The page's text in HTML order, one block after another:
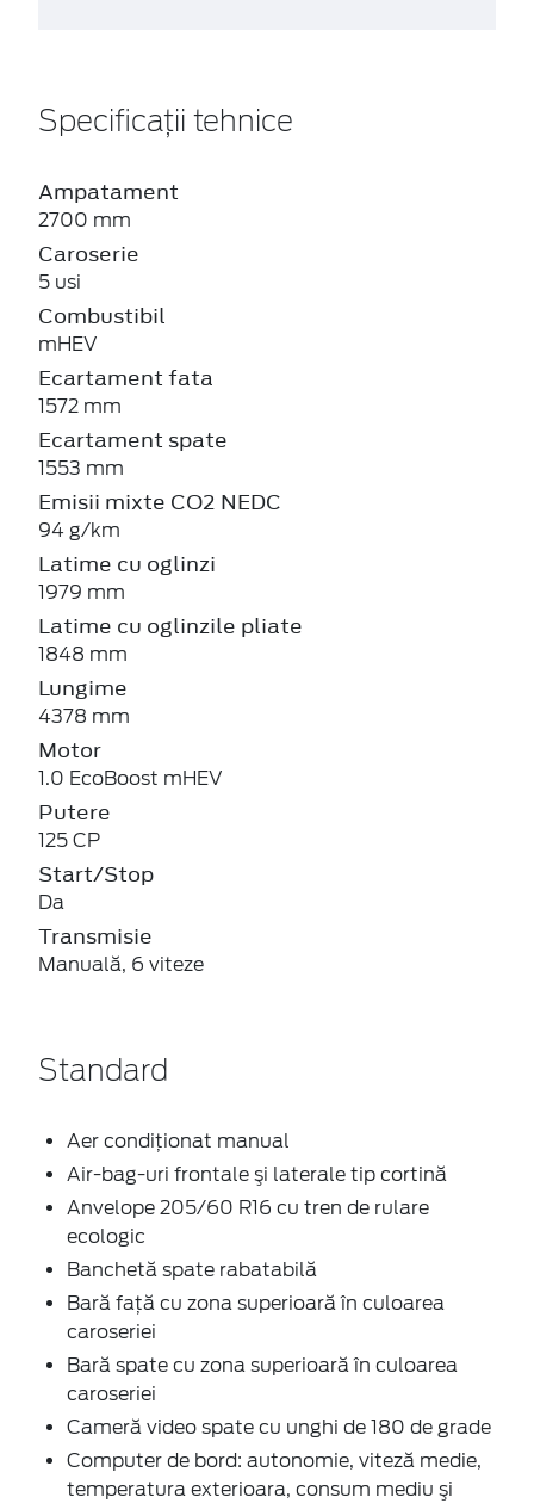
Specificații tehnice
Ampatament
2700 mm
Caroserie
5 usi
Combustibil
mHEV
Ecartament fata
1572 mm
Ecartament spate
1553 mm
Emisii mixte CO2 NEDC
94 g/km
Latime cu oglinzi
1979 mm
Latime cu oglinzile pliate
1848 mm
Lungime
4378 mm
Motor
1.0 EcoBoost mHEV
Putere
125 CP
Start/Stop
Da
Transmisie
Manuală, 6 viteze
Standard
Aer condiţionat manual
Air-bag-uri frontale şi laterale tip cortină
Anvelope 205/60 R16 cu tren de rulare
ecologic
Banchetă spate rabatabilă
Bară faţă cu zona superioară în culoarea
caroseriei
Bară spate cu zona superioară în culoarea
caroseriei
Cameră video spate cu unghi de 180 de grade
Computer de bord: autonomie, viteză medie,
temperatura exterioara, consum mediu şi